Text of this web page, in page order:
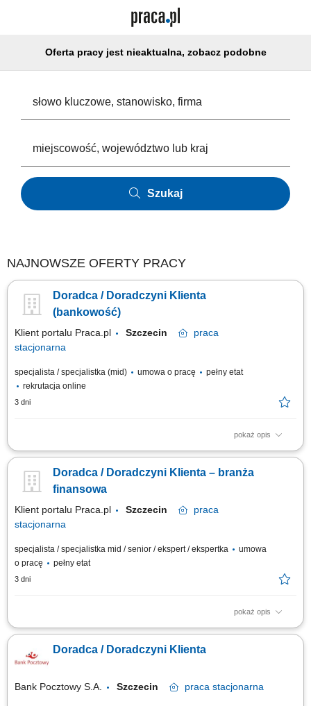
Oferta pracy jest nieaktualna, zobacz podobne
Szukaj
NAJNOWSZE OFERTY PRACY
Doradca / Doradczyni Klienta
(bankowość)
Klient portalu Praca.pl Szczecin
praca
stacjonarna
specjalista / specjalistka (mid) umowa o pracę
pełny etat
rekrutacja online
3 dni
pokaż opis
obsługa klientów; utrzymywanie dobrych relacji z klientami; realizacja
firm;
Doradca / Doradczyni Klienta – branża
finansowa
Klient portalu Praca.pl Szczecin
praca
stacjonarna
specjalista / specjalistka mid / senior / ekspert / ekspertka
umowa
o pracę
pełny etat
3 dni
pokaż opis
Aktywne pozyskiwanie klientów i budowanie z nimi długofalowych relacji.
rozwiązań finansowych. Sprzedaż produktów bankowych, w tym funduszy
inwestycyjnych. Operacyjna obsługa klientów indywidualnych i firm z
Doradca / Doradczyni Klienta
Bank Pocztowy S.A. Szczecin praca stacjonarna